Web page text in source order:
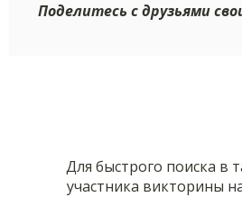
Поделитесь с друзьями
Для быстрого поиска в
участника викторины